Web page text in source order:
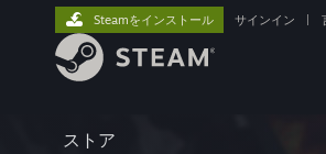
ストア
Steamをインストール サインイン